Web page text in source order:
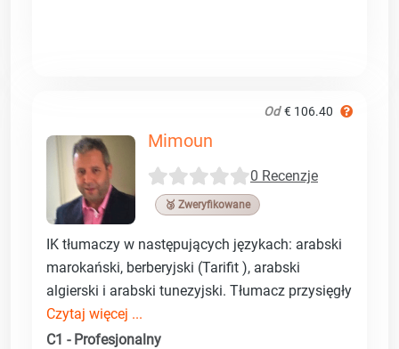
Od € 106.40
Mimoun
0 Recenzje
🥉 Zweryfikowane
IK tłumaczy w następujących językach: arabski
marokański, berberyjski (Tarifit ), arabski
algierski i arabski tunezyjski. Tłumacz przysięgły
Czytaj więcej ...
C1 - Profesjonalny